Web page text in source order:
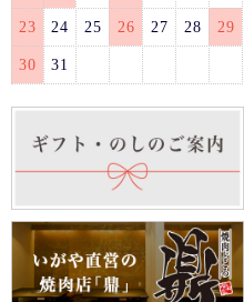
23 24 25 26 27 28 29
30 31